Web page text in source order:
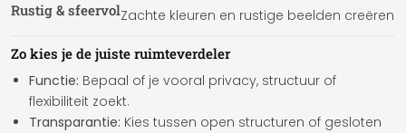
Rustig & sfeervolZachte kleuren en rustige beelden
Zo kies je de juiste ruimteverdeler
Functie: Bepaal of je vooral privacy, structuur of
flexibiliteit zoekt.
Transparantie: Kies tussen open structuren of gesloten